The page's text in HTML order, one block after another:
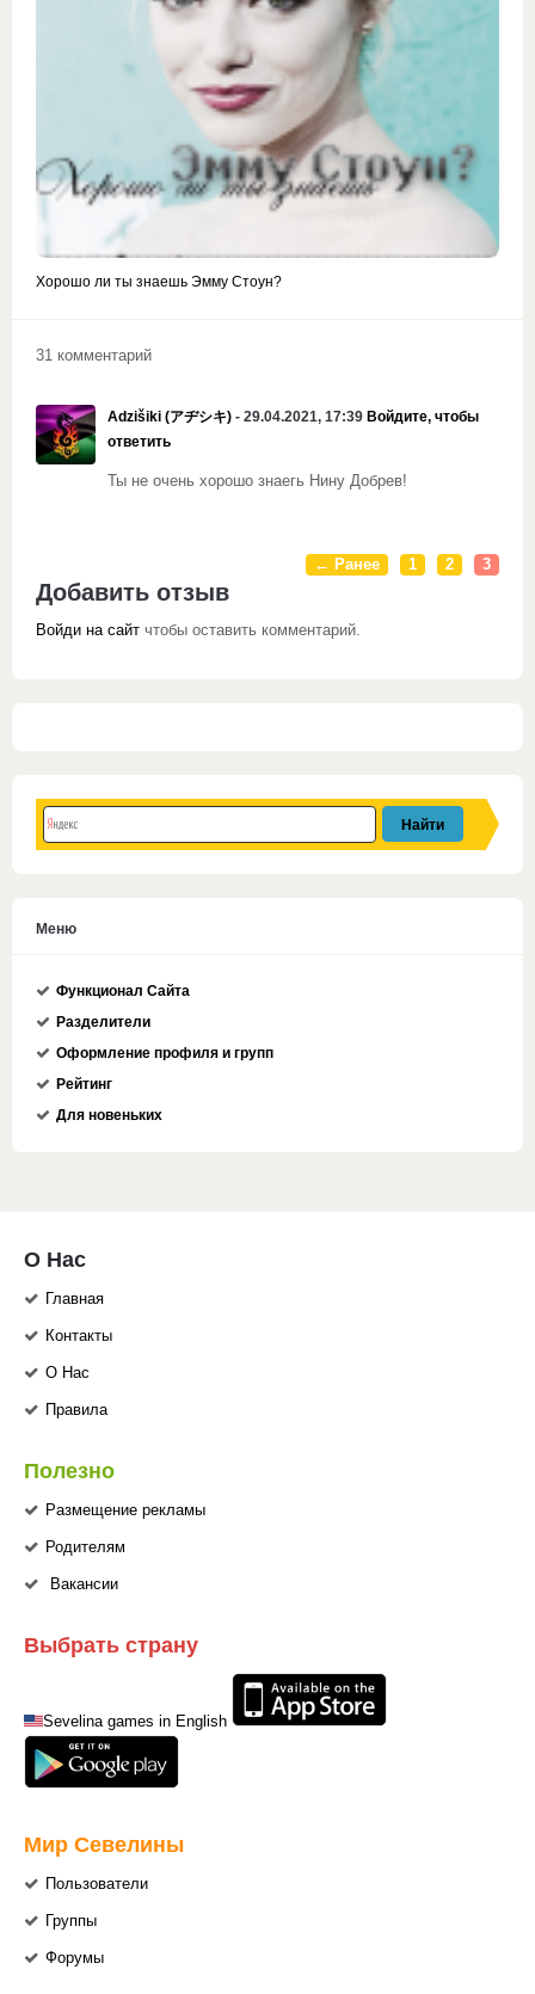
Хорошо ли ты знаешь Эмму Стоун?
31 комментарий
Adzišiki (アヂシキ) - 29.04.2021, 17:39 Войдите, чтобы
ответить
Ты не очень хорошо знаегь Нину Добрев!
← Ранее 1 2 3
Добавить отзыв
Войди на сайт чтобы оставить комментарий.
Меню
Функционал Сайта
Разделители
Оформление профиля и групп
Рейтинг
Для новеньких
О Нас
Главная
Контакты
О Нас
Правила
Полезно
Размещение рекламы
Родителям
Вакансии
Выбрать страну
Sevelina games in English
Мир Севелины
Пользователи
Группы
Форумы